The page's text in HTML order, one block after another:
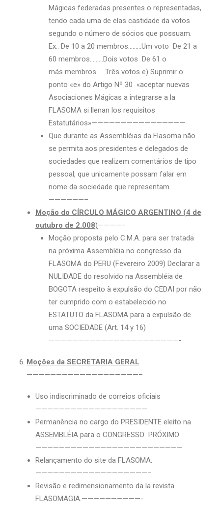
Mágicas federadas presentes o representadas,
tendo cada uma de elas castidade da votos
segundo o número de sócios que possuam.
Ex.: De 10 a 20 membros………Um voto De 21 a
60 membros………Dois votos De 61 o
más membros……Três votos e) Suprimir o
ponto «e» do Artigo Nº 30 «aceptar nuevas
Asociaciones Mágicas a integrarse a la
FLASOMA si llenan los requisitos
Estatutários»————————————————
Que durante as Assembléias da Flasoma não
se permita aos presidentes e delegados de
sociedades que realizem comentários de tipo
pessoal, que unicamente possam falar em
nome da sociedade que representam.
——————–
Moção do CÍRCULO MÁGICO ARGENTINO (4 de
outubro de 2.008)————–
Moção proposta pelo C.M.A. para ser tratada
na próxima Assembléia no congresso da
FLASOMA do PERU (Fevereiro 2009) Declarar a
NULIDADE do resolvido na Assembléia de
BOGOTA respeito à expulsão do CEDAI por não
ter cumprido com o estabelecido no
ESTATUTO da FLASOMA para a expulsão de
uma SOCIEDADE (Art. 14 y 16)
——————————————————————-
Moções da SECRETARIA GERAL
———————————————————–
Uso indiscriminado de correios oficiais
———————————————————
Permanência no cargo do PRESIDENTE eleito na
ASSEMBLÉIA para o CONGRESSO PRÓXIMO
—————————————————————————
Relançamento do site da FLASOMA.
———————————————————–
Revisão e redimensionamento da la revista
FLASOMAGIA.——————————-